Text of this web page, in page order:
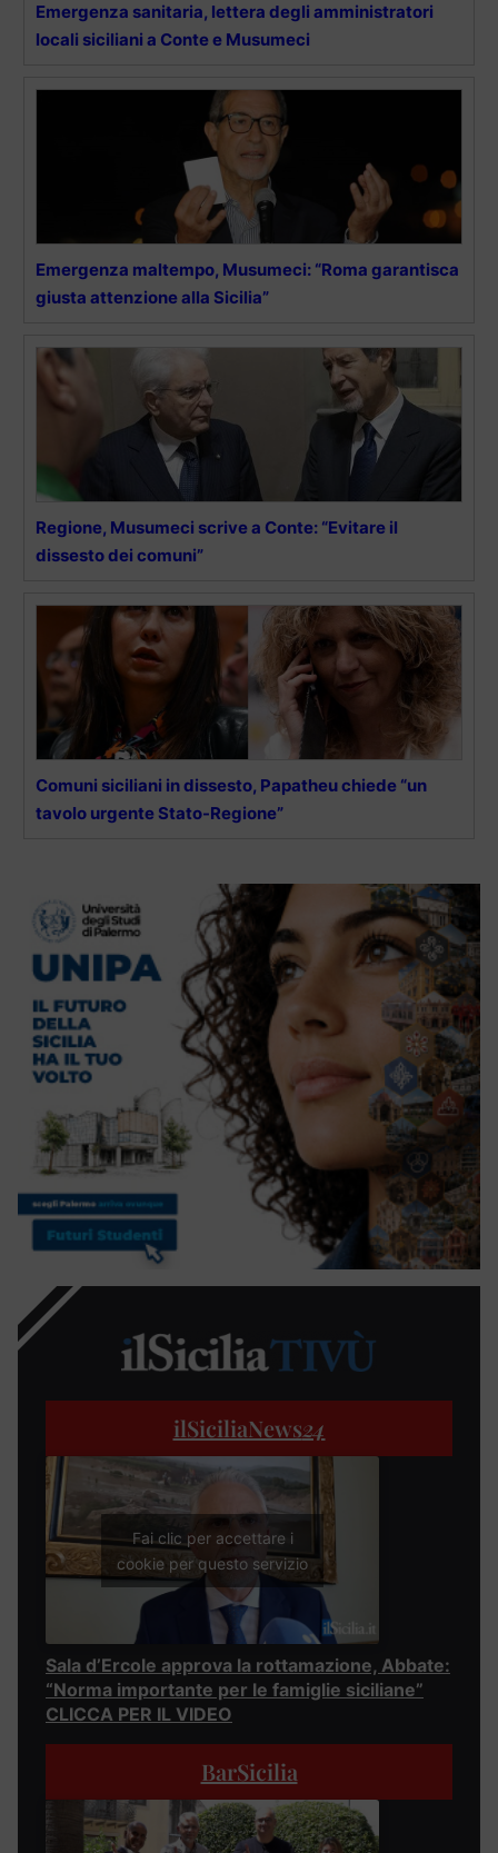
Emergenza sanitaria, lettera degli amministratori
locali siciliani a Conte e Musumeci
Emergenza maltempo, Musumeci: “Roma garantisca
giusta attenzione alla Sicilia”
Regione, Musumeci scrive a Conte: “Evitare il
dissesto dei comuni”
Comuni siciliani in dissesto, Papatheu chiede “un
tavolo urgente Stato-Regione”
ilSiciliaNews24
Fai clic per accettare i
cookie per questo servizio
Sala d’Ercole approva la rottamazione, Abbate:
“Norma importante per le famiglie siciliane”
CLICCA PER IL VIDEO
BarSicilia